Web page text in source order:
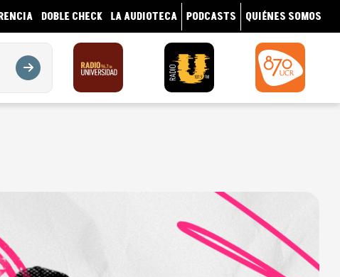
DOBLE CHECK LA AUDIOTECA PODCASTS QUIÉNES SOMOS